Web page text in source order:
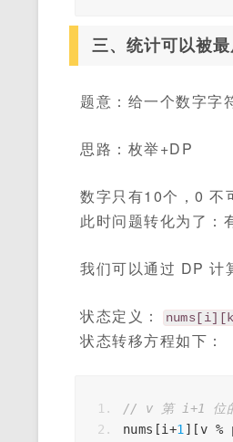
三、统计可以被
题意：给一个数字字
思路：枚举+DP
数字只有10个，0 不
此时问题转化为了：
我们可以通过 DP 计
状态定义：
状态转移方程如下：
// v 第 i+1 位
nums [i +1 ][v %